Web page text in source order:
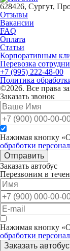
628426, Сургут,
Отзывы
Вакансии
FAQ
Оплата
Статьи
Корпоративным
Перевозка
+7 (995) 222-48-00
Политика
©2026. Все права
Заказать звонок
Нажимая кнопку
обработки
Отправить
Заказать автобус
Перезвоним в
Нажимая кнопку
обработки
Заказать автобус